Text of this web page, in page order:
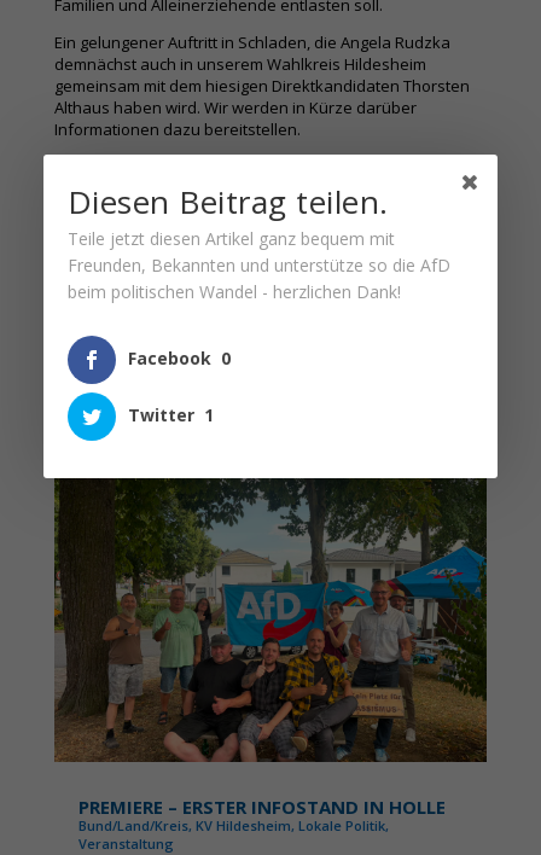
Familien und Alleinerziehende entlasten soll.
Ein gelungener Auftritt in Schladen, die Angela Rudzka
demnächst auch in unserem Wahlkreis Hildesheim
gemeinsam mit dem hiesigen Direktkandidaten Thorsten
Althaus haben wird. Wir werden in Kürze darüber
Informationen dazu bereitstellen.
DIESE ARTIKEL KÖNNTEN FÜR
SIE AUCH INTERESSANT SEIN…
PREMIERE – ERSTER INFOSTAND IN HOLLE
Bund/Land/Kreis, KV Hildesheim, Lokale Politik,
Veranstaltung
Diesen Beitrag teilen.
Teile jetzt diesen Artikel ganz bequem mit
Freunden, Bekannten und unterstütze so die AfD
beim politischen Wandel - herzlichen Dank!
Facebook 0
Twitter 1